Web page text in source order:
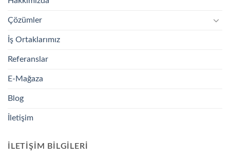
Çözümler
İş Ortaklarımız
Referanslar
E-Mağaza
Blog
İletişim
İLETIŞIM BILGILERI